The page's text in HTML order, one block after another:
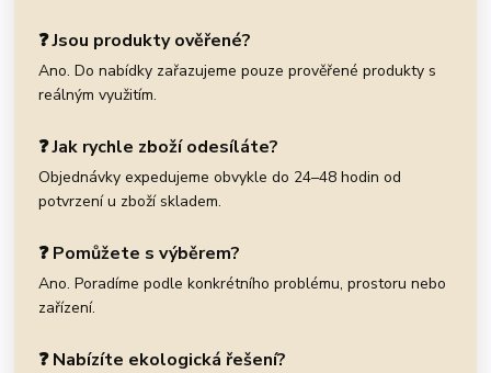
❓ Jsou produkty ověřené?
Ano. Do nabídky zařazujeme pouze prověřené produkty s
reálným využitím.
❓ Jak rychle zboží odesíláte?
Objednávky expedujeme obvykle do 24–48 hodin od
potvrzení u zboží skladem.
❓ Pomůžete s výběrem?
Ano. Poradíme podle konkrétního problému, prostoru nebo
zařízení.
❓ Nabízíte ekologická řešení?